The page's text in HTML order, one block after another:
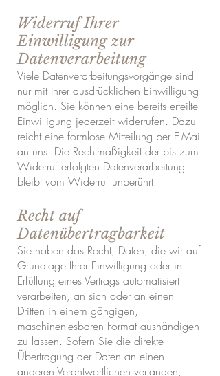
Widerruf Ihrer
Einwilligung zur
Datenverarbeitung
Viele Datenverarbeitungsvorgänge sind
nur mit Ihrer ausdrücklichen Einwilligung
möglich. Sie können eine bereits erteilte
Einwilligung jederzeit widerrufen. Dazu
reicht eine formlose Mitteilung per E-Mail
an uns. Die Rechtmäßigkeit der bis zum
Widerruf erfolgten Datenverarbeitung
bleibt vom Widerruf unberührt.
Recht auf
Datenübertragbarkeit
Sie haben das Recht, Daten, die wir auf
Grundlage Ihrer Einwilligung oder in
Erfüllung eines Vertrags automatisiert
verarbeiten, an sich oder an einen
Dritten in einem gängigen,
maschinenlesbaren Format aushändigen
zu lassen. Sofern Sie die direkte
Übertragung der Daten an einen
anderen Verantwortlichen verlangen,